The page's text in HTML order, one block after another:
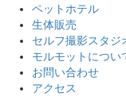
ペットホテル
生体販売
セルフ撮影スタジ
モルモットについ
お問い合わせ
アクセス